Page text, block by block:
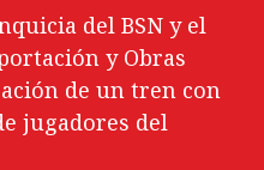
del BSN y el
y Obras
de un tren con
jugadores del